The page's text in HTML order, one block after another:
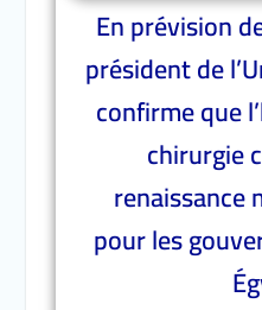
En prévision
président de
confirme que
chirurgie
renaissance
pour les